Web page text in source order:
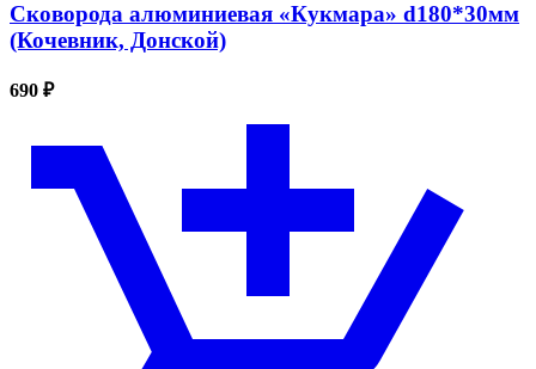
Сковорода алюминиевая «Кукмара» d180*30мм
(Кочевник, Донской)
690 ₽